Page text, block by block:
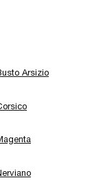
Arsizio